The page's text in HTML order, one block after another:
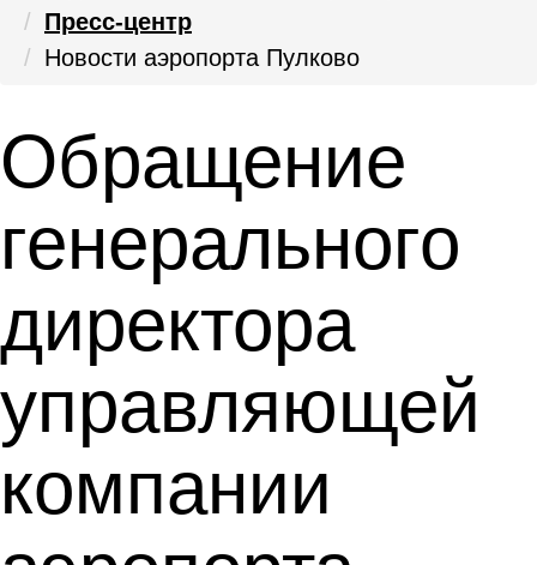
Пресс-центр
Новости аэропорта Пулково
Обращение
генерального
директора
управляющей
компании